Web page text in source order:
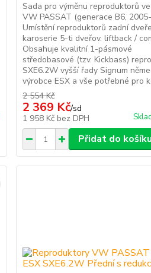
Sada pro výměnu reproduktorů
VW PASSAT (generace B6,
Umístění reproduktorů zadní
karoserie 5-ti dveřov. liftback /
Obsahuje kvalitní 1-pásmové
středobasové (tzv. Kickbass)
SXE6.2W vyšší řady Signum
výrobce ESX a vše potřebné pro
2 554 Kč
2 369 Kč/sd
1 958 Kč bez DPH
Přidat do košíku